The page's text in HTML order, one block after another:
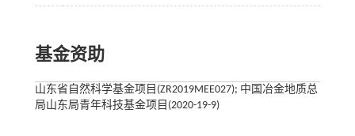
基金资助
山东省自然科学基金项目(ZR2019MEE027); 中国冶金地质总
局山东局青年科技基金项目(2020-19-9)